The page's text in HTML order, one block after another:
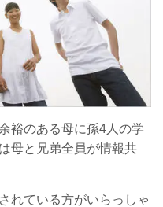
裕のある母に孫4人の学
母と兄弟全員が情報共
れている方がいらっしゃ